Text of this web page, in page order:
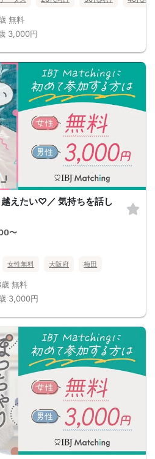
無料
3,000円
えたい♡／ 気持ちを話し
〜
女性無料 大阪府 梅田
無料
3,000円